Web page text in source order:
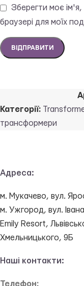
Зберегти моє
браузері для моїх
Категорії:
трансформери
Адреса:
м. Мукачево, вул.
м. Ужгород, вул.
Emily Resort,
Хмельницького, 9Б
Наші контакти:
Телефон: